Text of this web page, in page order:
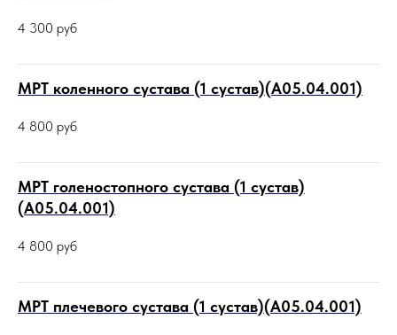
4 300 руб
МРТ коленного сустава (1 сустав)(А05.04.001)
4 800 руб
МРТ голеностопного сустава (1 сустав)
(А05.04.001)
4 800 руб
МРТ плечевого сустава (1 сустав)(А05.04.001)